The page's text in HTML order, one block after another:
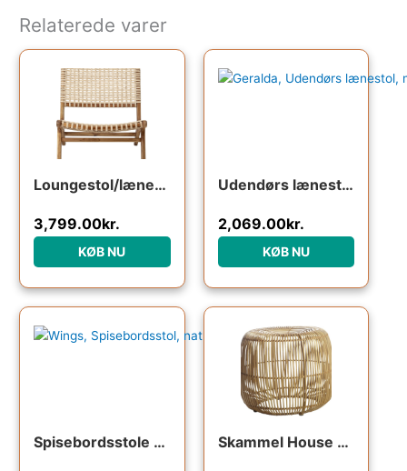
Relaterede varer
Loungestol/lænestol Bloomingville Keila i naturteak og flettet rattan – dansk design H78xB65 cm
3,799.00kr.
KØB NU
Udendørs lænestol Kave Home Geralda i olieret akacietræ med flettet rattan H74xB65xL80 cm havelænestol
2,069.00kr.
KØB NU
Spisebordsstole sæt 2 WOOOD Wings natur polyester-rattan & sort pulverlakeret stål
Den oprindelige pris var: 1,959.00kr..
Den aktuelle pris er: 1,559.00kr..
Skammel House Doctor Modern natur rattan og jernstel taburet Ø52 x H46 cm